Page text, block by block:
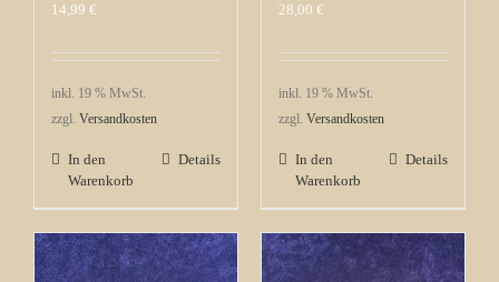
14,99 €
inkl. 19 % MwSt.
zzgl. Versandkosten
In den
Warenkorb
Details
28,00 €
inkl. 19 % MwSt.
zzgl. Versandkosten
In den
Warenkorb
Details